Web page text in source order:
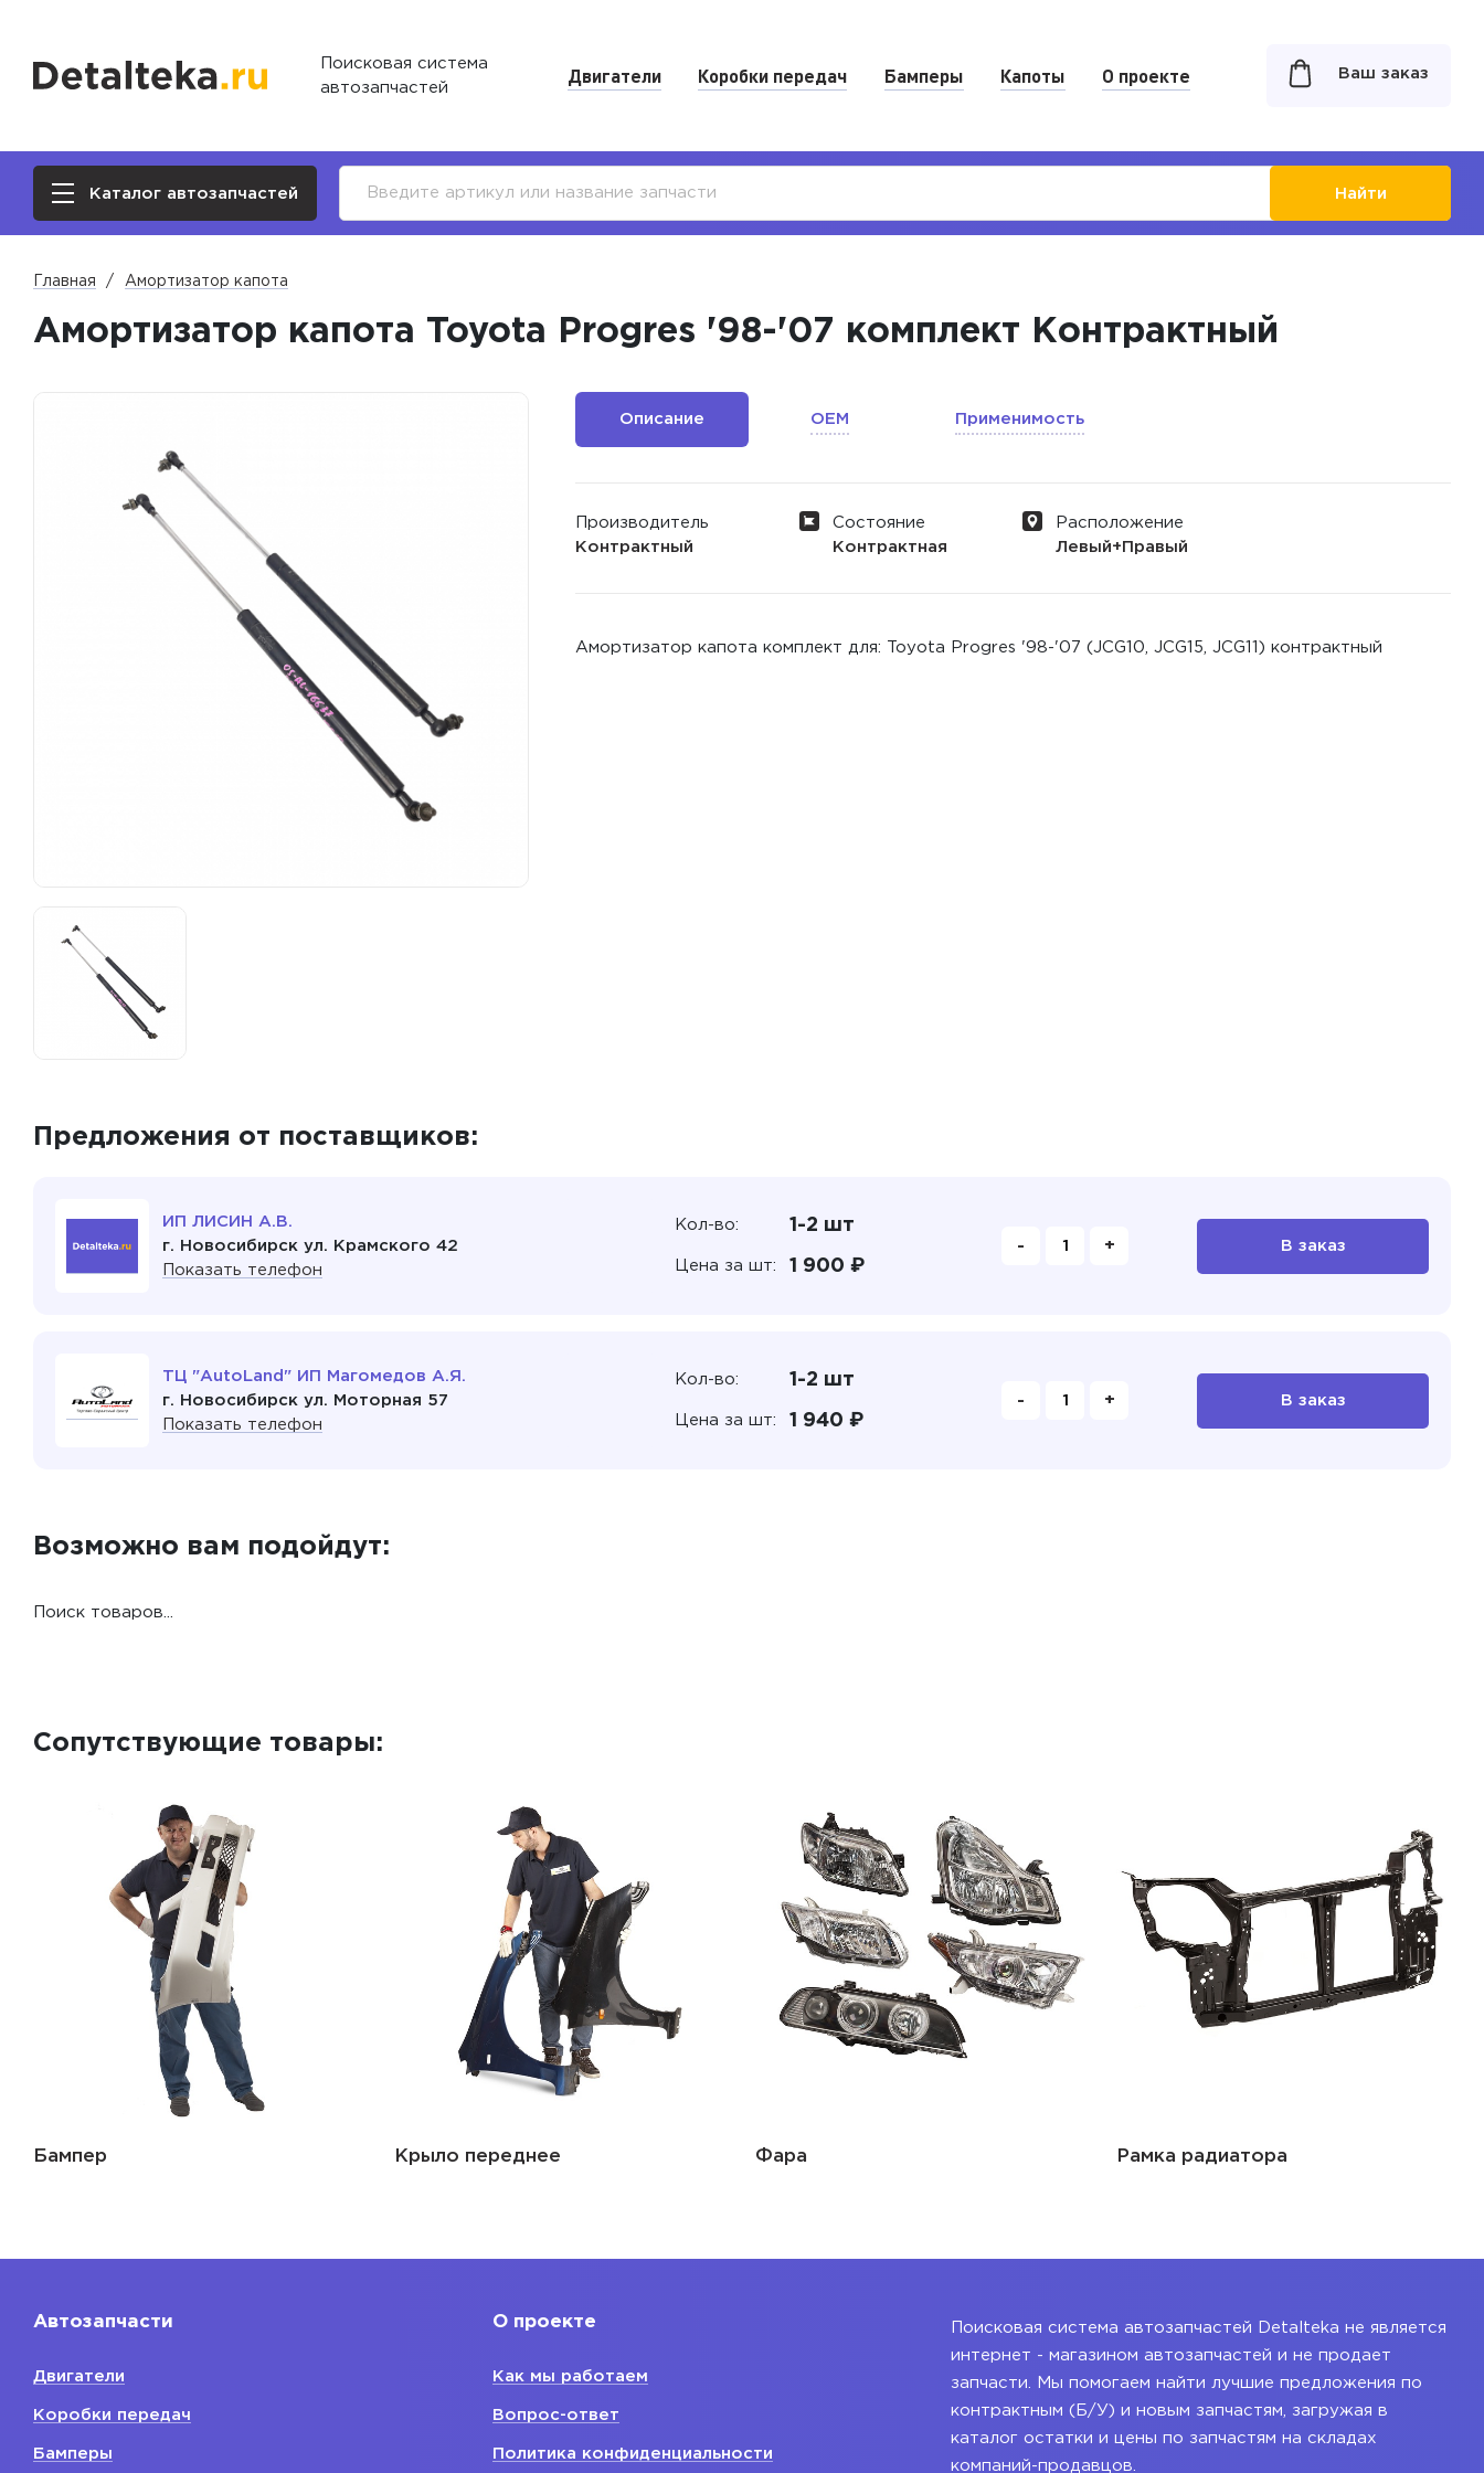
Поисковая система
автозапчастей
Двигатели Коробки передач Бамперы Капоты О проекте Ваш заказ
Каталог автозапчастей Найти
Главная Амортизатор капота
Амортизатор капота Toyota Progres '98-'07 комплект Контрактный
Описание OEM Применимость
Производитель
Контрактный
Состояние
Контрактная
Расположение
Левый+Правый
Амортизатор капота комплект для: Toyota Progres '98-'07 (JCG10, JCG15, JCG11) контрактный
Предложения от поставщиков:
ИП ЛИСИН А.В.
г. Новосибирск ул. Крамского 42
Показать телефон
Кол-во: 1-2 шт
Цена за шт: 1 900 ₽
- + В заказ
ТЦ "AutoLand" ИП Магомедов А.Я.
г. Новосибирск ул. Моторная 57
Показать телефон
Кол-во: 1-2 шт
Цена за шт: 1 940 ₽
- + В заказ
Возможно вам подойдут:
Поиск товаров...
Сопутствующие товары:
Бампер Крыло переднее Фара Рамка радиатора
Автозапчасти
Двигатели
Коробки передач
Бамперы
О проекте
Как мы работаем
Вопрос-ответ
Политика конфиденциальности
Поисковая система автозапчастей Detalteka не является
интернет - магазином автозапчастей и не продает
запчасти. Мы помогаем найти лучшие предложения по
контрактным (Б/У) и новым запчастям, загружая в
каталог остатки и цены по запчастям на складах
компаний-продавцов.